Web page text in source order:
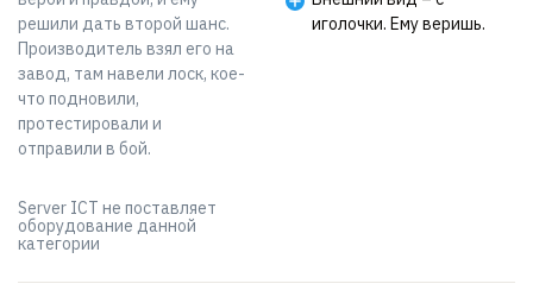
решили дать второй шанс.
Производитель взял его на
завод, там навели лоск, кое-
что подновили,
протестировали и
отправили в бой.
Server ICT не поставляет
оборудование данной
категории
иголочки. Ему веришь.